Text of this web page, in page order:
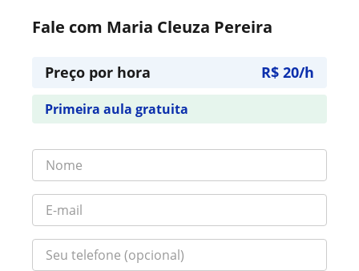
Fale com Maria Cleuza Pereira
Preço por hora R$ 20/h
Primeira aula gratuita